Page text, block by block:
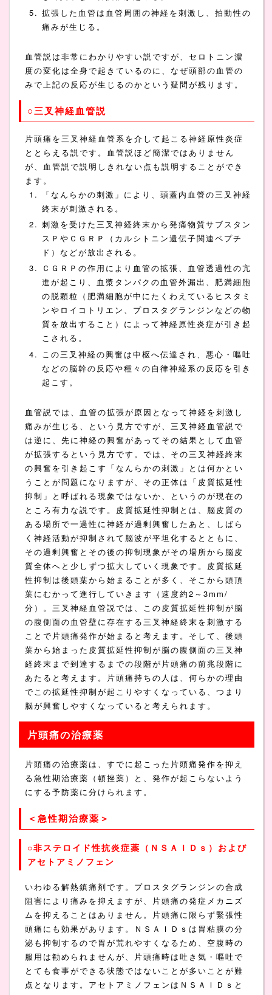
拡張した血管は血管周囲の神経を刺激し、拍動性の
痛みが生じる。
血管説は非常にわかりやすい説ですが、セロトニン濃
度の変化は全身で起きているのに、なぜ頭部の血管の
みで上記の反応が生じるのかという疑問が残ります。
○三叉神経血管説
片頭痛を三叉神経血管系を介して起こる神経原性炎症
ととらえる説です。血管説ほど簡潔ではありません
が、血管説で説明しきれない点も説明することができ
ます。
「なんらかの刺激」により、頭蓋内血管の三叉神経
終末が刺激される。
刺激を受けた三叉神経終末から発痛物質サブスタン
スＰやＣＧＲＰ（カルシトニン遺伝子関連ペプチ
ド）などが放出される。
ＣＧＲＰの作用により血管の拡張、血管透過性の亢
進が起こり、血漿タンパクの血管外漏出、肥満細胞
の脱顆粒（肥満細胞が中にたくわえているヒスタミ
ンやロイコトリエン、プロスタグランジンなどの物
質を放出すること）によって神経原性炎症が引き起
こされる。
この三叉神経の興奮は中枢へ伝達され、悪心・嘔吐
などの脳幹の反応や種々の自律神経系の反応を引き
起こす。
血管説では、血管の拡張が原因となって神経を刺激し
痛みが生じる、という見方ですが、三叉神経血管説で
は逆に、先に神経の興奮があってその結果として血管
が拡張するという見方です。では、その三叉神経終末
の興奮を引き起こす「なんらかの刺激」とは何かとい
うことが問題になりますが、その正体は「皮質拡延性
抑制」と呼ばれる現象ではないか、というのが現在の
ところ有力な説です。皮質拡延性抑制とは、脳皮質の
ある場所で一過性に神経が過剰興奮したあと、しばら
く神経活動が抑制されて脳波が平坦化するとともに、
その過剰興奮とその後の抑制現象がその場所から脳皮
質全体へと少しずつ拡大していく現象です。皮質拡延
性抑制は後頭葉から始まることが多く、そこから頭頂
葉にむかって進行していきます（速度約2～3mm/
分）。三叉神経血管説では、この皮質拡延性抑制が脳
の腹側面の血管壁に存在する三叉神経終末を刺激する
ことで片頭痛発作が始まると考えます。そして、後頭
葉から始まった皮質拡延性抑制が脳の腹側面の三叉神
経終末まで到達するまでの段階が片頭痛の前兆段階に
あたると考えます。片頭痛持ちの人は、何らかの理由
でこの拡延性抑制が起こりやすくなっている、つまり
脳が興奮しやすくなっていると考えられます。
片頭痛の治療薬
片頭痛の治療薬は、すでに起こった片頭痛発作を抑え
る急性期治療薬（頓挫薬）と、発作が起こらないよう
にする予防薬に分けられます。
＜急性期治療薬＞
○非ステロイド性抗炎症薬（ＮＳＡＩＤｓ）および
アセトアミノフェン
いわゆる解熱鎮痛剤です。プロスタグランジンの合成
阻害により痛みを抑えますが、片頭痛の発症メカニズ
ムを抑えることはありません。片頭痛に限らず緊張性
頭痛にも効果があります。ＮＳＡＩＤｓは胃粘膜の分
泌も抑制するので胃が荒れやすくなるため、空腹時の
服用は勧められませんが、片頭痛時は吐き気・嘔吐で
とても食事ができる状態ではないことが多いことが難
点となります。アセトアミノフェンはＮＳＡＩＤｓと